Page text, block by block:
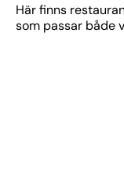
Här finns
som passar både